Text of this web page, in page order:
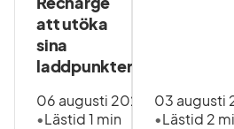
att utöka
sina
laddpunkter
06 augusti 2026
•Lästid 1 min
03 augusti
•Lästid 2